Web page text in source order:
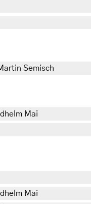
Semisch
Mai
Mai